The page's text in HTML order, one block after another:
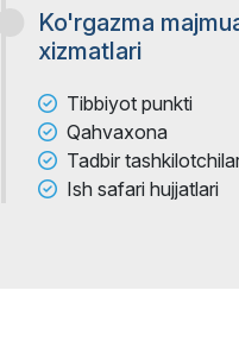
Ko'rgazma
xizmatlari
Tibbiyot punkti
Qahvaxona
Tadbir
Ish safari hujjatlari